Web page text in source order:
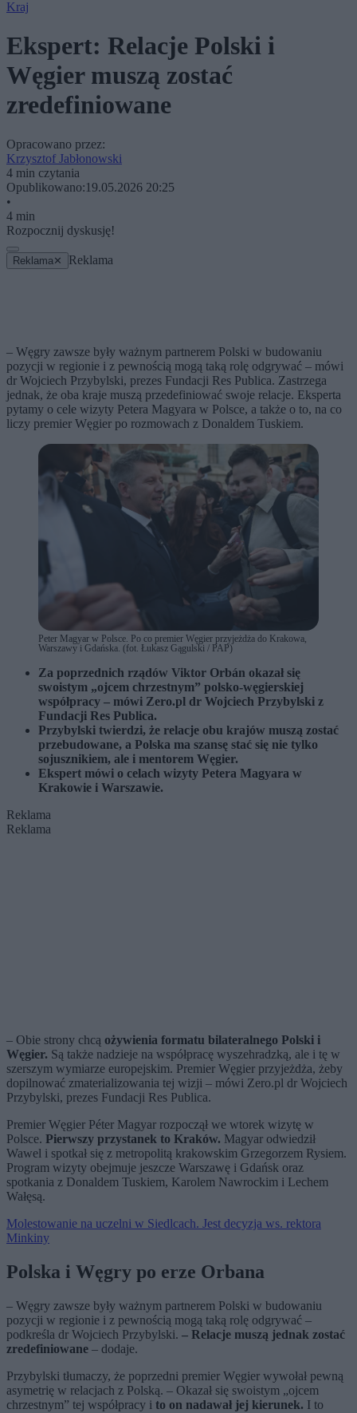
Kraj
Ekspert: Relacje Polski i
Węgier muszą zostać
zredefiniowane
Opracowano przez:
Krzysztof Jabłonowski
4 min czytania
Opublikowano:19.05.2026 20:25
•
4 min
Rozpocznij dyskusję!
Reklama ✕ Reklama
– Węgry zawsze były ważnym partnerem Polski w budowaniu
pozycji w regionie i z pewnością mogą taką rolę odgrywać – mówi
dr Wojciech Przybylski, prezes Fundacji Res Publica. Zastrzega
jednak, że oba kraje muszą przedefiniować swoje relacje. Eksperta
pytamy o cele wizyty Petera Magyara w Polsce, a także o to, na co
liczy premier Węgier po rozmowach z Donaldem Tuskiem.
Peter Magyar w Polsce. Po co premier Węgier przyjeżdża do Krakowa,
Warszawy i Gdańska. (fot. Łukasz Gągulski / PAP)
Za poprzednich rządów Viktor Orbán okazał się
swoistym „ojcem chrzestnym” polsko-węgierskiej
współpracy – mówi Zero.pl dr Wojciech Przybylski z
Fundacji Res Publica.
Przybylski twierdzi, że relacje obu krajów muszą zostać
przebudowane, a Polska ma szansę stać się nie tylko
sojusznikiem, ale i mentorem Węgier.
Ekspert mówi o celach wizyty Petera Magyara w
Krakowie i Warszawie.
Reklama
Reklama
– Obie strony chcą ożywienia formatu bilateralnego Polski i
Węgier. Są także nadzieje na współpracę wyszehradzką, ale i tę w
szerszym wymiarze europejskim. Premier Węgier przyjeżdża, żeby
dopilnować zmaterializowania tej wizji – mówi Zero.pl dr Wojciech
Przybylski, prezes Fundacji Res Publica.
Premier Węgier Péter Magyar rozpoczął we wtorek wizytę w
Polsce. Pierwszy przystanek to Kraków. Magyar odwiedził
Wawel i spotkał się z metropolitą krakowskim Grzegorzem Rysiem.
Program wizyty obejmuje jeszcze Warszawę i Gdańsk oraz
spotkania z Donaldem Tuskiem, Karolem Nawrockim i Lechem
Wałęsą.
Molestowanie na uczelni w Siedlcach. Jest decyzja ws. rektora
Minkiny
Polska i Węgry po erze Orbana
– Węgry zawsze były ważnym partnerem Polski w budowaniu
pozycji w regionie i z pewnością mogą taką rolę odgrywać –
podkreśla dr Wojciech Przybylski. – Relacje muszą jednak zostać
zredefiniowane – dodaje.
Przybylski tłumaczy, że poprzedni premier Węgier wywołał pewną
asymetrię w relacjach z Polską. – Okazał się swoistym „ojcem
chrzestnym” tej współpracy i to on nadawał jej kierunek. I to